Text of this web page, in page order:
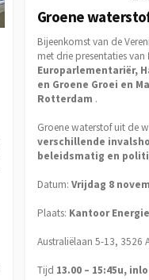
Groene
Bijeenkomst van de
met drie presentaties van
Europarlementariër,
en Groene Groei en
Rotterdam .
Groene waterstof uit de
verschillende
beleidsmatig en
Datum: Vrijdag 8
Plaats: Kantoor
Australiëlaan 5-13, 3526
Tijd 13.00 – 15:45u,